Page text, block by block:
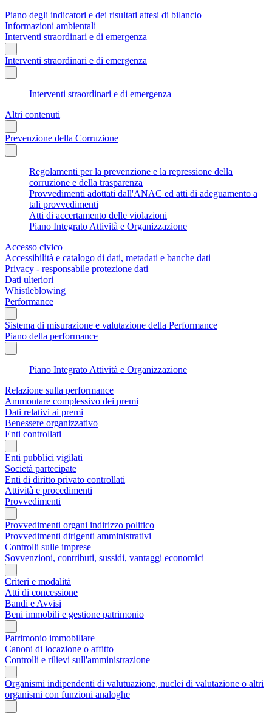
Piano degli indicatori e dei risultati attesi di bilancio
Informazioni ambientali
Interventi straordinari e di emergenza
Interventi straordinari e di emergenza
Interventi straordinari e di emergenza
Altri contenuti
Prevenzione della Corruzione
Regolamenti per la prevenzione e la repressione della
corruzione e della trasparenza
Provvedimenti adottati dall'ANAC ed atti di adeguamento a
tali provvedimenti
Atti di accertamento delle violazioni
Piano Integrato Attività e Organizzazione
Accesso civico
Accessibilità e catalogo di dati, metadati e banche dati
Privacy - responsabile protezione dati
Dati ulteriori
Whistleblowing
Performance
Sistema di misurazione e valutazione della Performance
Piano della performance
Piano Integrato Attività e Organizzazione
Relazione sulla performance
Ammontare complessivo dei premi
Dati relativi ai premi
Benessere organizzativo
Enti controllati
Enti pubblici vigilati
Società partecipate
Enti di diritto privato controllati
Attività e procedimenti
Provvedimenti
Provvedimenti organi indirizzo politico
Provvedimenti dirigenti amministrativi
Controlli sulle imprese
Sovvenzioni, contributi, sussidi, vantaggi economici
Criteri e modalità
Atti di concessione
Bandi e Avvisi
Beni immobili e gestione patrimonio
Patrimonio immobiliare
Canoni di locazione o affitto
Controlli e rilievi sull'amministrazione
Organismi indipendenti di valutuazione, nuclei di valutazione o altri
organismi con funzioni analoghe